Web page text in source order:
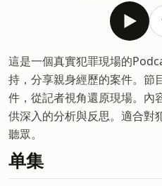
這是一個真實犯罪現場的
持，分享親身經歷的案件。節
件，從記者視角還原現場。內
供深入的分析與反思。適合對
聽眾。
单集